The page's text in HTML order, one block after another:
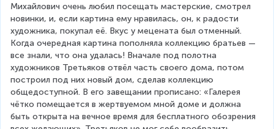
Михайлович очень любил посещать мастерские, смотрел
новинки, и, если картина ему нравилась, он, к радости
художника, покупал её. Вкус у мецената был отменный.
Когда очередная картина пополняла коллекцию братьев —
все знали, что она удалась! Вначале под полотна
художников Третьяков отвёл часть своего дома, потом
построил под них новый дом, сделав коллекцию
общедоступной. В его завещании прописано: «Галерея
чётко помещается в жертвуемом мной доме и должна
быть открыта на вечное время для бесплатного обозрения